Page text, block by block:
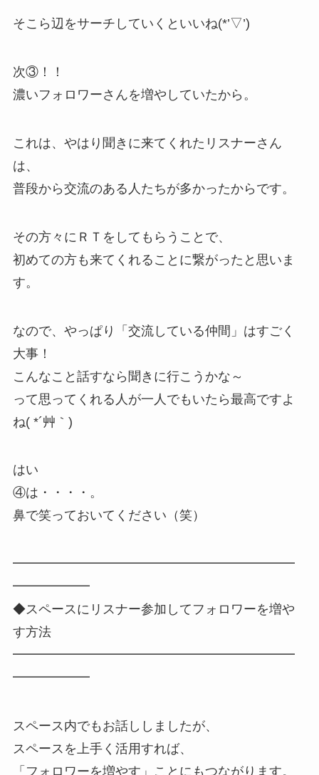
そこら辺をサーチしていくといいね(*’▽’)
次③！！
濃いフォロワーさんを増やしていたから。
これは、やはり聞きに来てくれたリスナーさん
は、
普段から交流のある人たちが多かったからです。
その方々にＲＴをしてもらうことで、
初めての方も来てくれることに繋がったと思いま
す。
なので、やっぱり「交流している仲間」はすごく
大事！
こんなこと話すなら聞きに行こうかな～
って思ってくれる人が一人でもいたら最高ですよ
ね( *´艸｀)
はい
④は・・・・。
鼻で笑っておいてください（笑）
━━━━━━━━━━━━━━━━━━━━━━
━━━━━━
◆スペースにリスナー参加してフォロワーを増や
す方法
━━━━━━━━━━━━━━━━━━━━━━
━━━━━━
スペース内でもお話ししましたが、
スペースを上手く活用すれば、
「フォロワーを増やす」ことにもつながります。